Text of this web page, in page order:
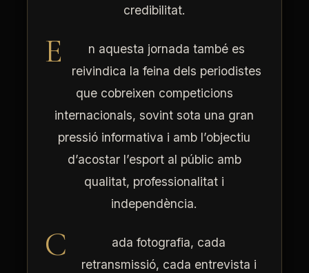
credibilitat.
E
n aquesta jornada també es
reivindica la feina dels periodistes
que cobreixen competicions
internacionals, sovint sota una gran
pressió informativa i amb l’objectiu
d’acostar l’esport al públic amb
qualitat, professionalitat i
independència.
C
ada fotografia, cada
retransmissió, cada entrevista i